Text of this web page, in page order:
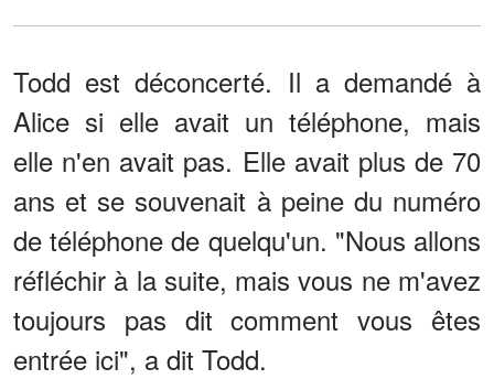
Todd est déconcerté. Il a demandé à
Alice si elle avait un téléphone, mais
elle n'en avait pas. Elle avait plus de 70
ans et se souvenait à peine du numéro
de téléphone de quelqu'un. "Nous allons
réfléchir à la suite, mais vous ne m'avez
toujours pas dit comment vous êtes
entrée ici", a dit Todd.